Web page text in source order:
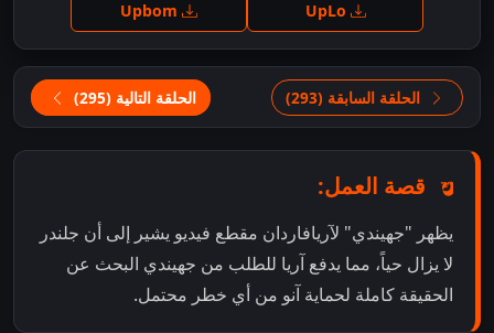
الحلقة السابقة (293) الحلقة التالية (295)
قصة العمل:
يظهر "جهيندي" لآريافاردان مقطع فيديو يشير إلى أن جلندر
لا يزال حياً، مما يدفع آريا للطلب من جهيندي البحث عن
الحقيقة كاملة لحماية آنو من أي خطر محتمل.